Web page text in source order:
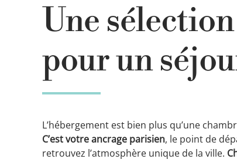
Une
pour un
L’hébergement est bien plus qu’une
C’est votre ancrage parisien, le point de
retrouvez l’atmosphère unique de la ville.